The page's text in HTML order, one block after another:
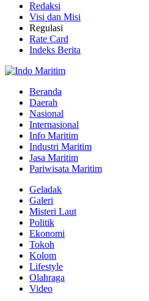
Redaksi
Visi dan Misi
Regulasi
Rate Card
Indeks Berita
Beranda
Daerah
Nasional
Internasional
Info Maritim
Industri Maritim
Jasa Maritim
Pariwisata Maritim
Geladak
Galeri
Misteri Laut
Politik
Ekonomi
Tokoh
Kolom
Lifestyle
Olahraga
Video